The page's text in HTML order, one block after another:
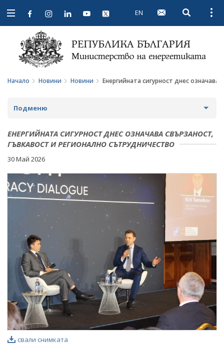
Open
navigation
EN Open
Начало Новини Новини Енергийната сигурност днес
Подменю
НОВИНИ
ПРЕДСТОЯЩИ СЪБИТИЯ
ЗА ОБЩЕСТВЕНО ОБСЪЖДАНЕ
ПРОЕКТИ ЗА ОБЩЕСТВЕНО ОБСЪЖДАНЕ
ЗАВЪРШИЛИ ПРОЦЕДУРИ ЗА ОБЩЕСТВЕНО
ОБСЪЖДАНЕ
ИНТЕРВЮТА
ПАРЛАМЕНТАРЕН КОНТРОЛ
ФОТОГАЛЕРИЯ
ВИДЕОГАЛЕРИЯ
ЕНЕРГИЙНАТА СИГУРНОСТ ДНЕС ОЗНАЧАВА СВЪРЗАНОСТ,
ГЪВКАВОСТ И РЕГИОНАЛНО СЪТРУДНИЧЕСТВО
30 Май 2026
свали снимката